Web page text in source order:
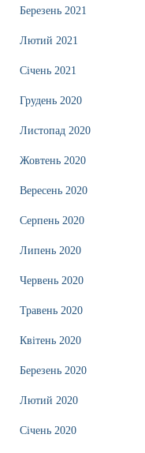
Березень 2021
Лютий 2021
Січень 2021
Грудень 2020
Листопад 2020
Жовтень 2020
Вересень 2020
Серпень 2020
Липень 2020
Червень 2020
Травень 2020
Квітень 2020
Березень 2020
Лютий 2020
Січень 2020